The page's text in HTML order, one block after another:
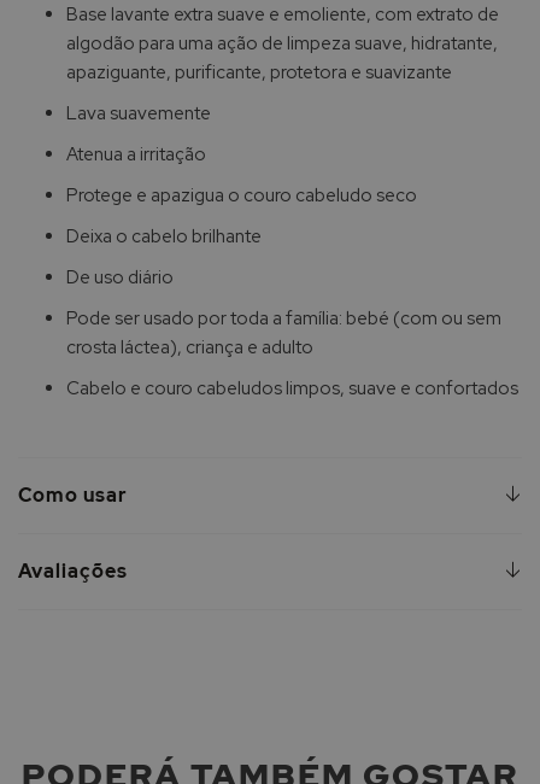
Base lavante extra suave e emoliente, com extrato de
algodão para uma ação de limpeza suave, hidratante,
apaziguante, purificante, protetora e suavizante
Lava suavemente
Atenua a irritação
Protege e apazigua o couro cabeludo seco
Deixa o cabelo brilhante
De uso diário
Pode ser usado por toda a família: bebé (com ou sem
crosta láctea), criança e adulto
Cabelo e couro cabeludos limpos, suave e confortados
Como usar
Avaliações